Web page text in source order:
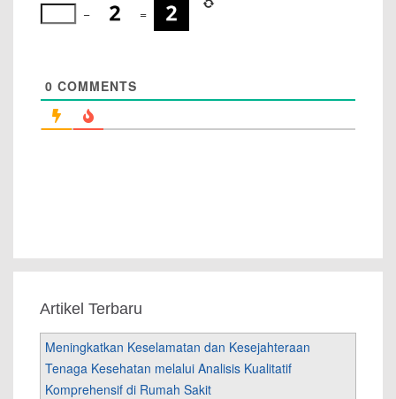
− =
0 COMMENTS
Artikel Terbaru
Meningkatkan Keselamatan dan Kesejahteraan
Tenaga Kesehatan melalui Analisis Kualitatif
Komprehensif di Rumah Sakit